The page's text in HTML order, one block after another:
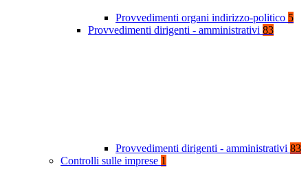
Provvedimenti organi indirizzo-politico 5
Provvedimenti dirigenti - amministrativi 83
Provvedimenti dirigenti - amministrativi 83
Controlli sulle imprese 1